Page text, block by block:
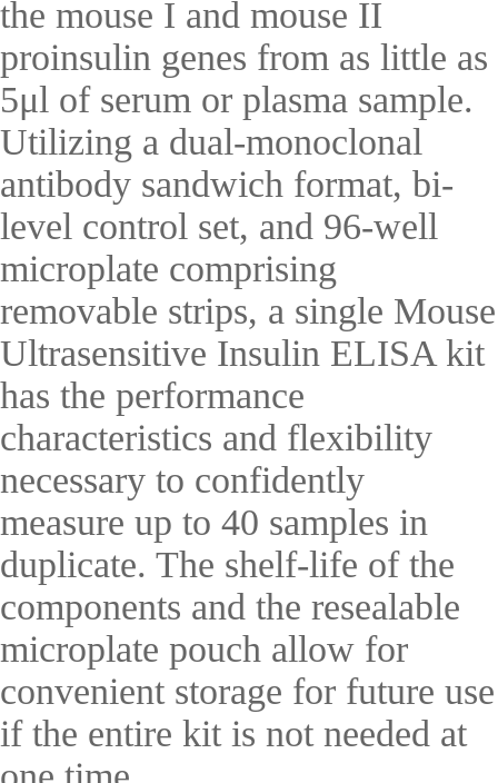
the mouse I and mouse II
proinsulin genes from as little as
5μl of serum or plasma sample.
Utilizing a dual-monoclonal
antibody sandwich format, bi-
level control set, and 96-well
microplate comprising
removable strips, a single Mouse
Ultrasensitive Insulin ELISA kit
has the performance
characteristics and flexibility
necessary to confidently
measure up to 40 samples in
duplicate. The shelf-life of the
components and the resealable
microplate pouch allow for
convenient storage for future use
if the entire kit is not needed at